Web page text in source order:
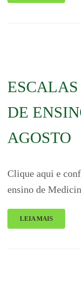
DE
AGOSTO
Clique aqui e
ensino de
LEIA MAIS